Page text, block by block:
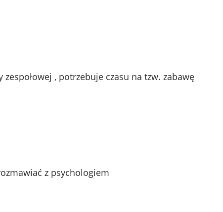
, potrzebuje czasu na tzw. zabawę
z psychologiem